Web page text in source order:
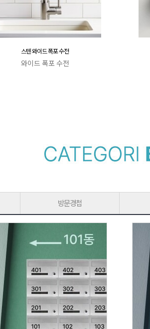
스텐 와이드 폭포 수전
와이드 폭포 수전
방문경첩